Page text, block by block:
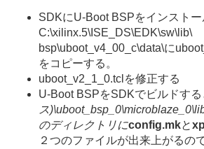
SDKにU-Boot BSPをインストー
C:\xilinx.5\ISE_DS\EDK\sw\lib\
bsp\uboot_v4_00_c\data\に
をコピーする。
uboot_v2_1_0.tclを修正する
U-Boot BSPをSDKでビルドする
ス
のディレクトリにconfig.mkと
２つのファイルが出来上がるの